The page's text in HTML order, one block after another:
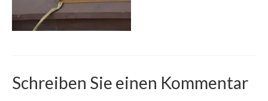
Schreiben Sie einen Kommentar